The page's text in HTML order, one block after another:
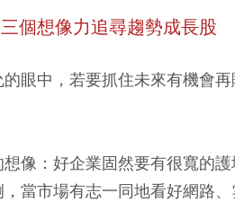
個想像力追尋趨勢成長股
眼中，若要抓住未來有機會
像：好企業固然要有很寬的
當市場有志一同地看好網路